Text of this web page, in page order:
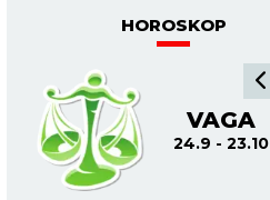
HOROSKOP
VAGA
24.9 - 23.10